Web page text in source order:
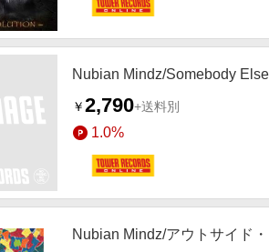
Nubian Mindz/Somebody
￥2,790+送料別
1.0%
Nubian Mindz/アウトサイド